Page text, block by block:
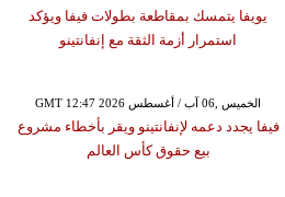
يويفا يتمسك بمقاطعة بطولات فيفا ويؤكد
استمرار أزمة الثقة مع إنفانتينو
GMT 12:47 2026 الخميس ,06 آب / أغسطس
فيفا يجدد دعمه لإنفانتينو ويقر بأخطاء مشروع
بيع حقوق كأس العالم